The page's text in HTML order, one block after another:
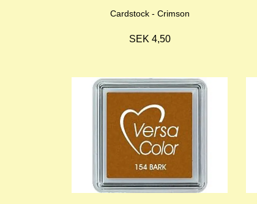
Cardstock - Crimson
SEK 4,50